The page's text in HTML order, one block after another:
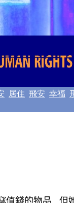
居住 飛安 幸福
值錢的物品...但